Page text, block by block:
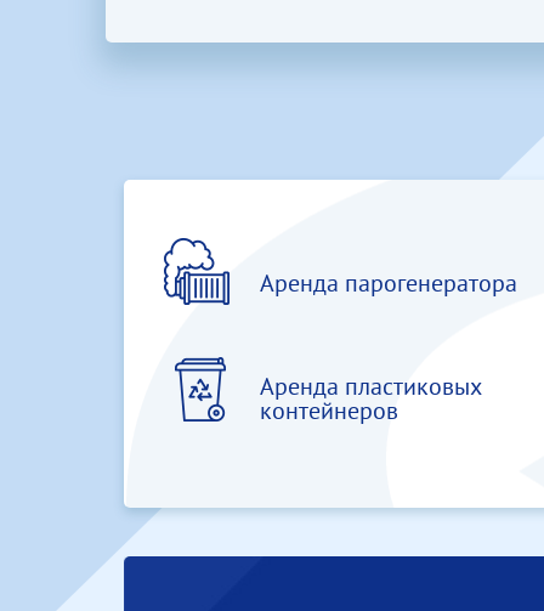
Аренда парогенератора
Аренда пластиковых
контейнеров